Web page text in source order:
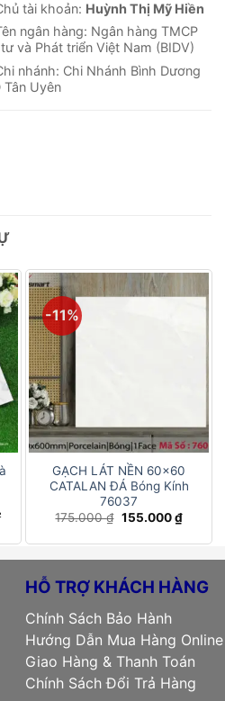
tài khoản: Huỳnh Thị Mỹ Hiền
ngân hàng: Ngân hàng TMCP
và Phát triển Việt Nam (BIDV)
nhánh: Chi Nhánh Bình Dương
Tân Uyên
₫.
-11%
GẠCH LÁT NỀN 60×60
CATALAN ĐÁ Bóng Kính
76037
175.000₫ Giá
là:
155.000₫Giá
hiện
tại
HỖ TRỢ KHÁCH HÀNG
Chính Sách Bảo Hành
Hướng Dẫn Mua Hàng Online
Giao Hàng & Thanh Toán
Chính Sách Đổi Trả Hàng